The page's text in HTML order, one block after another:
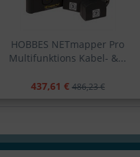
HOBBES NETmapper Pro
Multifunktions Kabel- &...
437,61 € 486,23 €